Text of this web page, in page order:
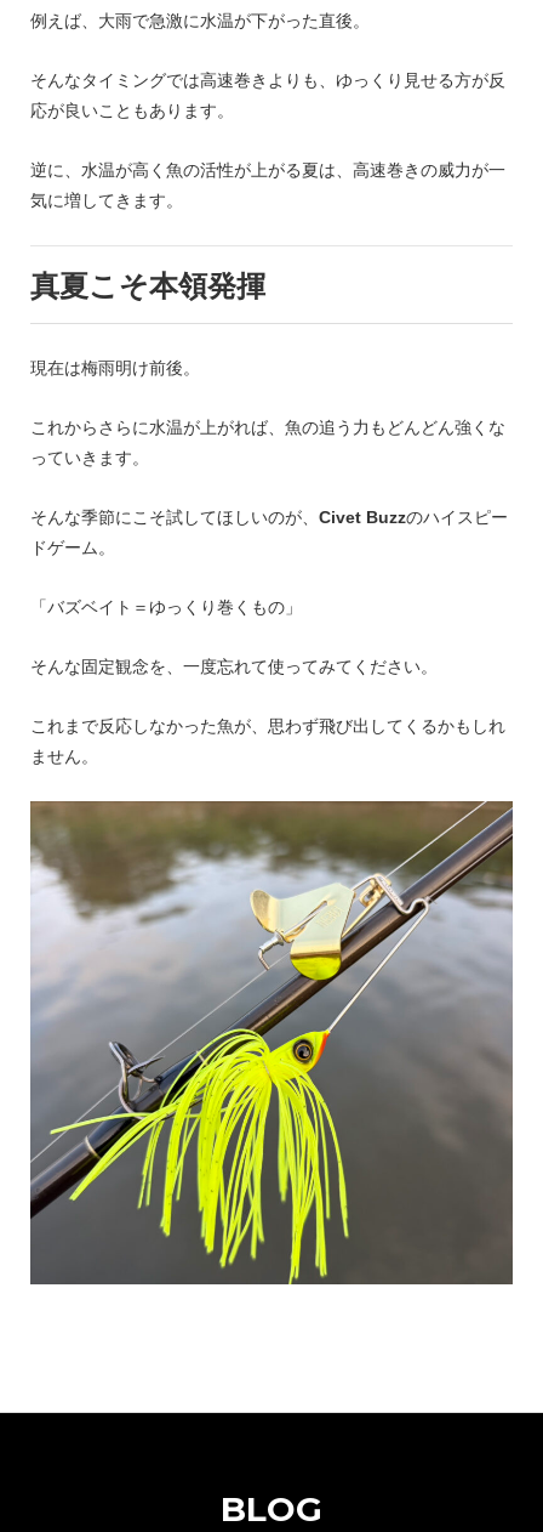
例えば、大雨で急激に水温が下がった直後。
そんなタイミングでは高速巻きよりも、ゆっくり見せる方が反
応が良いこともあります。
逆に、水温が高く魚の活性が上がる夏は、高速巻きの威力が一
気に増してきます。
真夏こそ本領発揮
現在は梅雨明け前後。
これからさらに水温が上がれば、魚の追う力もどんどん強くな
っていきます。
そんな季節にこそ試してほしいのが、 Civet Buzzのハイスピー
ドゲーム。
「バズベイト＝ゆっくり巻くもの」
そんな固定観念を、一度忘れて使ってみてください。
これまで反応しなかった魚が、思わず飛び出してくるかもしれ
ません。
BLOG